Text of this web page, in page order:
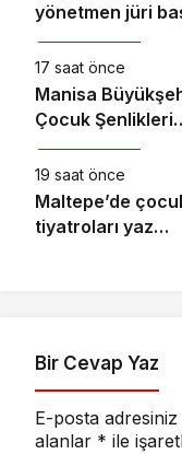
yönetmen jüri
oldu
17 saat önce
Manisa
Çocuk Şenlikleri
Saruhanlı’da
Gülümsetti
19 saat önce
Maltepe’de
tiyatroları yaz
Bir Cevap Yaz
E-posta
alanlar * ile